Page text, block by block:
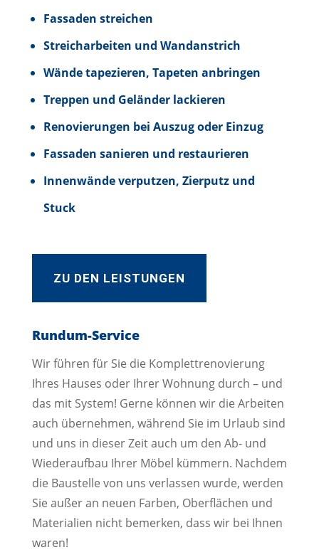
Fassaden streichen
Streicharbeiten und Wandanstrich
Wände tapezieren, Tapeten anbringen
Treppen und Geländer lackieren
Renovierungen bei Auszug oder Einzug
Fassaden sanieren und restaurieren
Innenwände verputzen, Zierputz und
Stuck
ZU DEN LEISTUNGEN
Rundum-Service
Wir führen für Sie die Komplettrenovierung
Ihres Hauses oder Ihrer Wohnung durch – und
das mit System! Gerne können wir die Arbeiten
auch übernehmen, während Sie im Urlaub sind
und uns in dieser Zeit auch um den Ab- und
Wiederaufbau Ihrer Möbel kümmern. Nachdem
die Baustelle von uns verlassen wurde, werden
Sie außer an neuen Farben, Oberflächen und
Materialien nicht bemerken, dass wir bei Ihnen
waren!